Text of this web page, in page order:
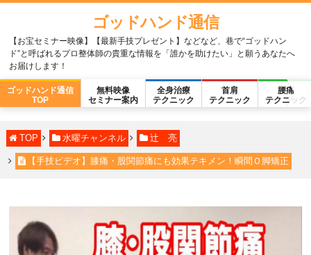
ゴッドハンド通信
【お宝セミナー映像】【最新手技プレゼント】などなど、巷で“ゴッドハン
ド”と呼ばれるプロ整体師の貴重な情報を「誰かを助けたい」と願うあなたへ
お届けします！
ゴッドハンド通信
TOP
無料映像
セミナー案内
全身治療
テクニック
首肩
テクニック
腰痛
テクニック
TOP 水曜チャンネル 辻 亮
【手技ビデオ】膝痛・股関節痛にも効果テキメン！瞬間Ｏ脚矯正